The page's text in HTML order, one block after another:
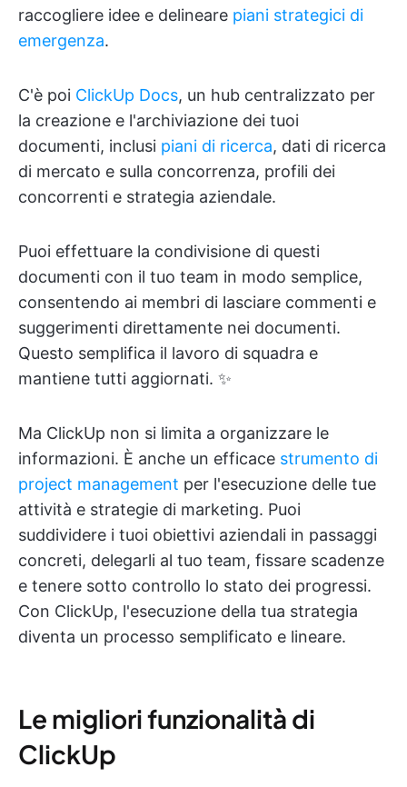
raccogliere idee e delineare piani strategici di
emergenza.
C'è poi ClickUp Docs, un hub centralizzato per
la creazione e l'archiviazione dei tuoi
documenti, inclusi piani di ricerca, dati di ricerca
di mercato e sulla concorrenza, profili dei
concorrenti e strategia aziendale.
Puoi effettuare la condivisione di questi
documenti con il tuo team in modo semplice,
consentendo ai membri di lasciare commenti e
suggerimenti direttamente nei documenti.
Questo semplifica il lavoro di squadra e
mantiene tutti aggiornati. ✨
Ma ClickUp non si limita a organizzare le
informazioni. È anche un efficace strumento di
project management per l'esecuzione delle tue
attività e strategie di marketing. Puoi
suddividere i tuoi obiettivi aziendali in passaggi
concreti, delegarli al tuo team, fissare scadenze
e tenere sotto controllo lo stato dei progressi.
Con ClickUp, l'esecuzione della tua strategia
diventa un processo semplificato e lineare.
Le migliori funzionalità di
ClickUp